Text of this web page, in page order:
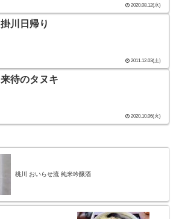
2020.08.12(水)
掛川日帰り
2011.12.03(土)
来待のタヌキ
2020.10.06(火)
桃川 おいらせ流 純米吟醸酒